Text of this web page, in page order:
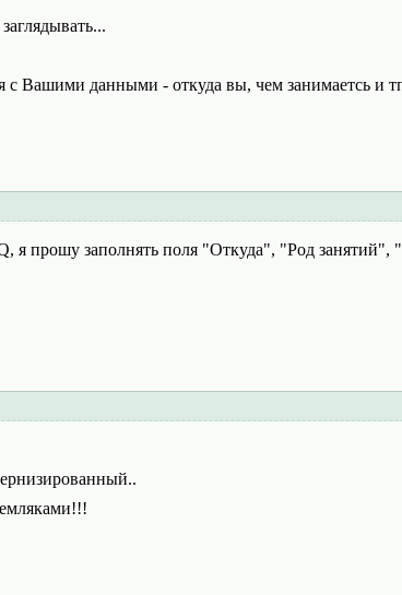
с Вашими данными - откуда вы, чем занимаетсь и
я прошу заполнять поля "Откуда", "Род занятий",